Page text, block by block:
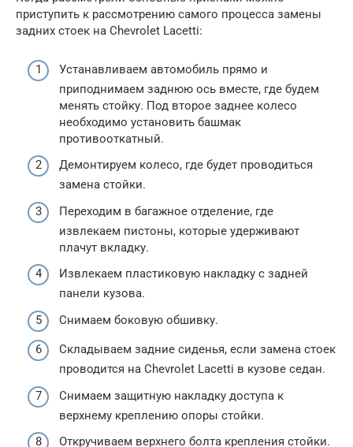
приступить к рассмотрению самого процесса замены
задних стоек на Chevrolet Lacetti:
Устанавливаем автомобиль прямо и
приподнимаем заднюю ось вместе, где будем
менять стойку. Под второе заднее колесо
необходимо установить башмак
противооткатный.
Демонтируем колесо, где будет проводиться
замена стойки.
Переходим в багажное отделение, где
извлекаем пистоны, которые удерживают
плачут вкладку.
Извлекаем пластиковую накладку с задней
панели кузова.
Снимаем боковую обшивку.
Складываем задние сиденья, если замена стоек
проводится на Chevrolet Lacetti в кузове седан.
Снимаем защитную накладку доступа к
верхнему креплению опоры стойки.
Откручиваем верхнего болта крепления стойки.